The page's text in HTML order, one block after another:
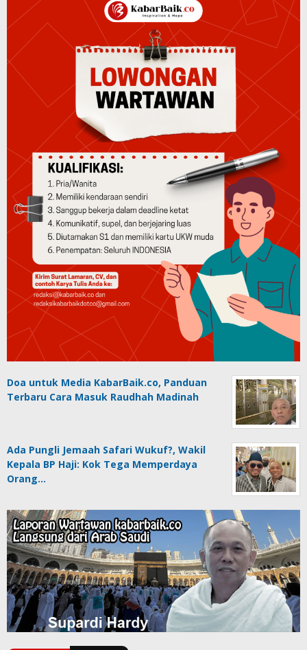
Doa untuk Media KabarBaik.co, Panduan
Terbaru Cara Masuk Raudhah Madinah
Ada Pungli Jemaah Safari Wukuf?, Wakil
Kepala BP Haji: Kok Tega Memperdaya
Orang…